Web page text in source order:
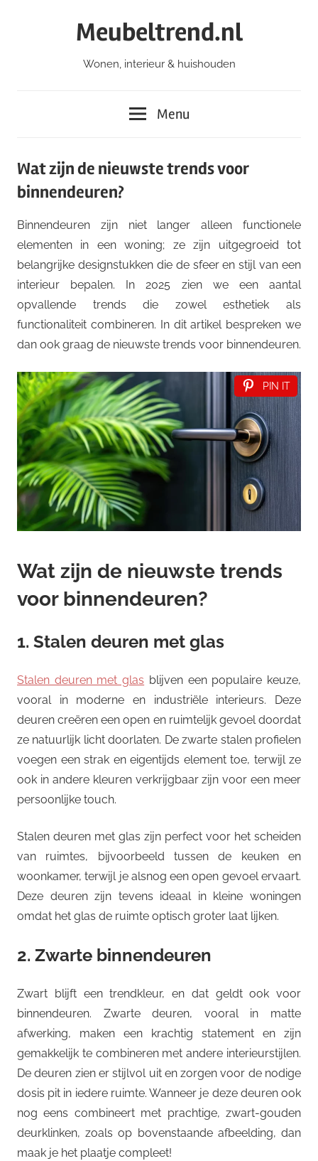
Meubeltrend.nl
Wonen, interieur & huishouden
Menu
Wat zijn de nieuwste trends voor
binnendeuren?
Binnendeuren zijn niet langer alleen functionele
elementen in een woning; ze zijn uitgegroeid tot
belangrijke designstukken die de sfeer en stijl van een
interieur bepalen. In 2025 zien we een aantal
opvallende trends die zowel esthetiek als
functionaliteit combineren. In dit artikel bespreken we
dan ook graag de nieuwste trends voor binnendeuren.
PIN IT
Wat zijn de nieuwste trends
voor binnendeuren?
1. Stalen deuren met glas
Stalen deuren met glas blijven een populaire keuze,
vooral in moderne en industriële interieurs. Deze
deuren creëren een open en ruimtelijk gevoel doordat
ze natuurlijk licht doorlaten. De zwarte stalen profielen
voegen een strak en eigentijds element toe, terwijl ze
ook in andere kleuren verkrijgbaar zijn voor een meer
persoonlijke touch.
Stalen deuren met glas zijn perfect voor het scheiden
van ruimtes, bijvoorbeeld tussen de keuken en
woonkamer, terwijl je alsnog een open gevoel ervaart.
Deze deuren zijn tevens ideaal in kleine woningen
omdat het glas de ruimte optisch groter laat lijken.
2. Zwarte binnendeuren
Zwart blijft een trendkleur, en dat geldt ook voor
binnendeuren. Zwarte deuren, vooral in matte
afwerking, maken een krachtig statement en zijn
gemakkelijk te combineren met andere interieurstijlen.
De deuren zien er stijlvol uit en zorgen voor de nodige
dosis pit in iedere ruimte. Wanneer je deze deuren ook
nog eens combineert met prachtige, zwart-gouden
deurklinken, zoals op bovenstaande afbeelding, dan
maak je het plaatje compleet!